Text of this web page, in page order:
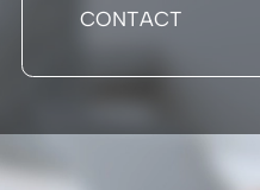
CONTACT